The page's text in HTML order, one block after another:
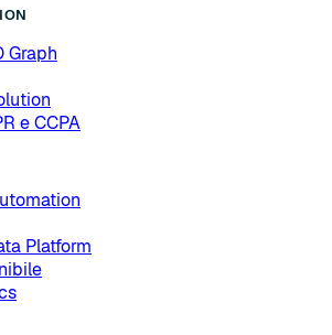
Graph
e CCPA
Platform